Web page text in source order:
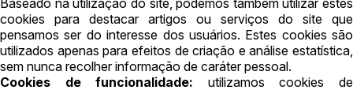
Baseado na utilização do site, podemos também utilizar estes
cookies para destacar artigos ou serviços do site que
pensamos ser do interesse dos usuários. Estes cookies são
utilizados apenas para efeitos de criação e análise estatística,
sem nunca recolher informação de caráter pessoal.
Cookies de funcionalidade: utilizamos cookies de